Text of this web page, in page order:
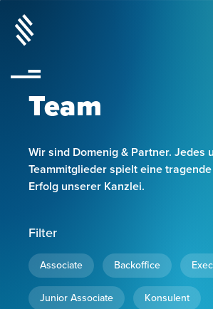
Team
Wir sind Domenig & Partner. Jedes
Teammitglieder spielt eine
Erfolg unserer Kanzlei.
Filter
Associate Backoffice
Junior Associate Konsulent